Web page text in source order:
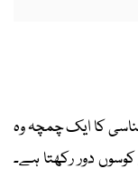
کا ایک چمچہ وہ
دور رکھتا ہے۔